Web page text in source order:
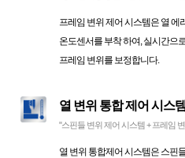
프레임 변위 제어 시스템은 열 에
온도센서를 부착 하여, 실시간으
프레임 변위를 보정합니다.
열 변위 통합 제어 시스템
"스핀들 변위 제어 시스템 + 프레임
열 변위 통합제어 시스템은 스핀